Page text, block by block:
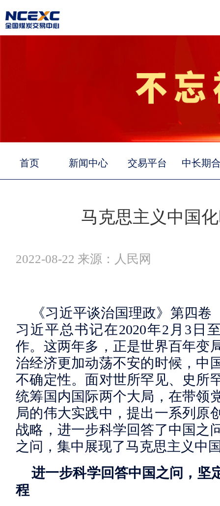
首页 新闻中心 交易平台 中长期
马克思主义中国
2022-08-22 来源：人民网
《习近平谈治国理政》第四
习近平总书记在2020年2月3日
作。这两年多，正是世界百年变
治经济更加动荡不安的时候，中
不确定性。面对世所罕见、史所
统筹国内国际两个大局，在带领
局的伟大实践中，提出一系列原
战略，进一步科学回答了中国之
之问，集中展现了马克思主义中
进一步科学回答中国之问，坚
程